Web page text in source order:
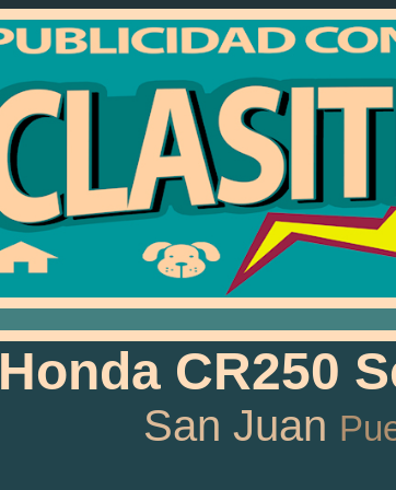
Honda CR250
San Juan